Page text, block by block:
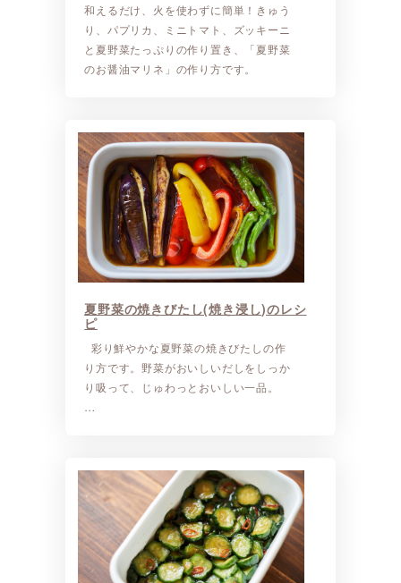
和えるだけ、火を使わずに簡単！きゅう
り、パプリカ、ミニトマト、ズッキーニ
と夏野菜たっぷりの作り置き、「夏野菜
のお醤油マリネ」の作り方です。
夏野菜の焼きびたし(焼き浸し)のレシ
ピ
彩り鮮やかな夏野菜の焼きびたしの作
り方です。野菜がおいしいだしをしっか
り吸って、じゅわっとおいしい一品。
…